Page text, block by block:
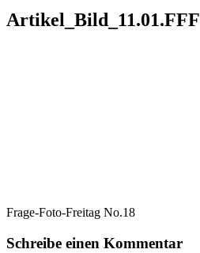
Artikel_Bild_11.01.FFF
Frage-Foto-Freitag No.18
Schreibe einen Kommentar